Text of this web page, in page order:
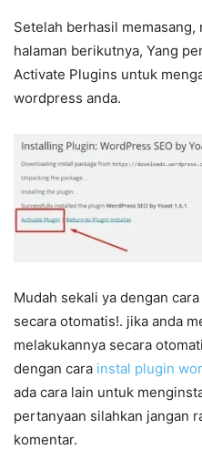
Setelah berhasil memasang,
halaman berikutnya, Yang
Activate Plugins untuk
wordpress anda.
Mudah sekali ya dengan
secara otomatis!. jika anda
melakukannya secara
dengan cara instal plugin
ada cara lain untuk
pertanyaan silahkan jangan
komentar.